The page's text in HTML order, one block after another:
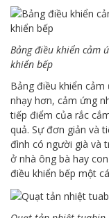
Bảng điều khiển cảm
khiển bếp
Bảng điều khiển
nhạy hơn, cảm ứng
tiếp điểm của rắc
quả. Sự đơn giản và
đình có người già và
ở nhà ông bà hay
điều khiển bếp một